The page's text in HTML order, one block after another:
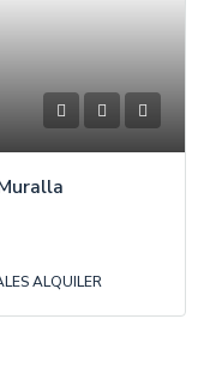
ALQUILER